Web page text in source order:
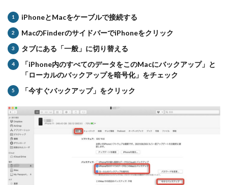
iPhoneとMacをケーブルで接続する
MacのFinderのサイドバーでiPhoneをクリック
タブにある「一般」に切り替える
「iPhone内のすべてのデータをこのMacにバックアップ」と
「ローカルのバックアップを暗号化」をチェック
「今すぐバックアップ」をクリック